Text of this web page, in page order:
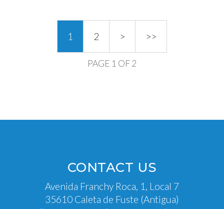
1 2 > >>
PAGE 1 OF 2
CONTACT US
Avenida Franchy Roca, 1, Local 7
35610 Caleta de Fuste (Antigua)